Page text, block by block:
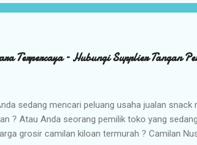
Terpercaya – Hubungi Supplier Tangan
sedang mencari peluang usaha jualan snack
? Atau Anda seorang pemilik toko yang
grosir camilan kiloan termurah ? Camilan